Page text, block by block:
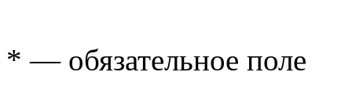
* — обязательное поле